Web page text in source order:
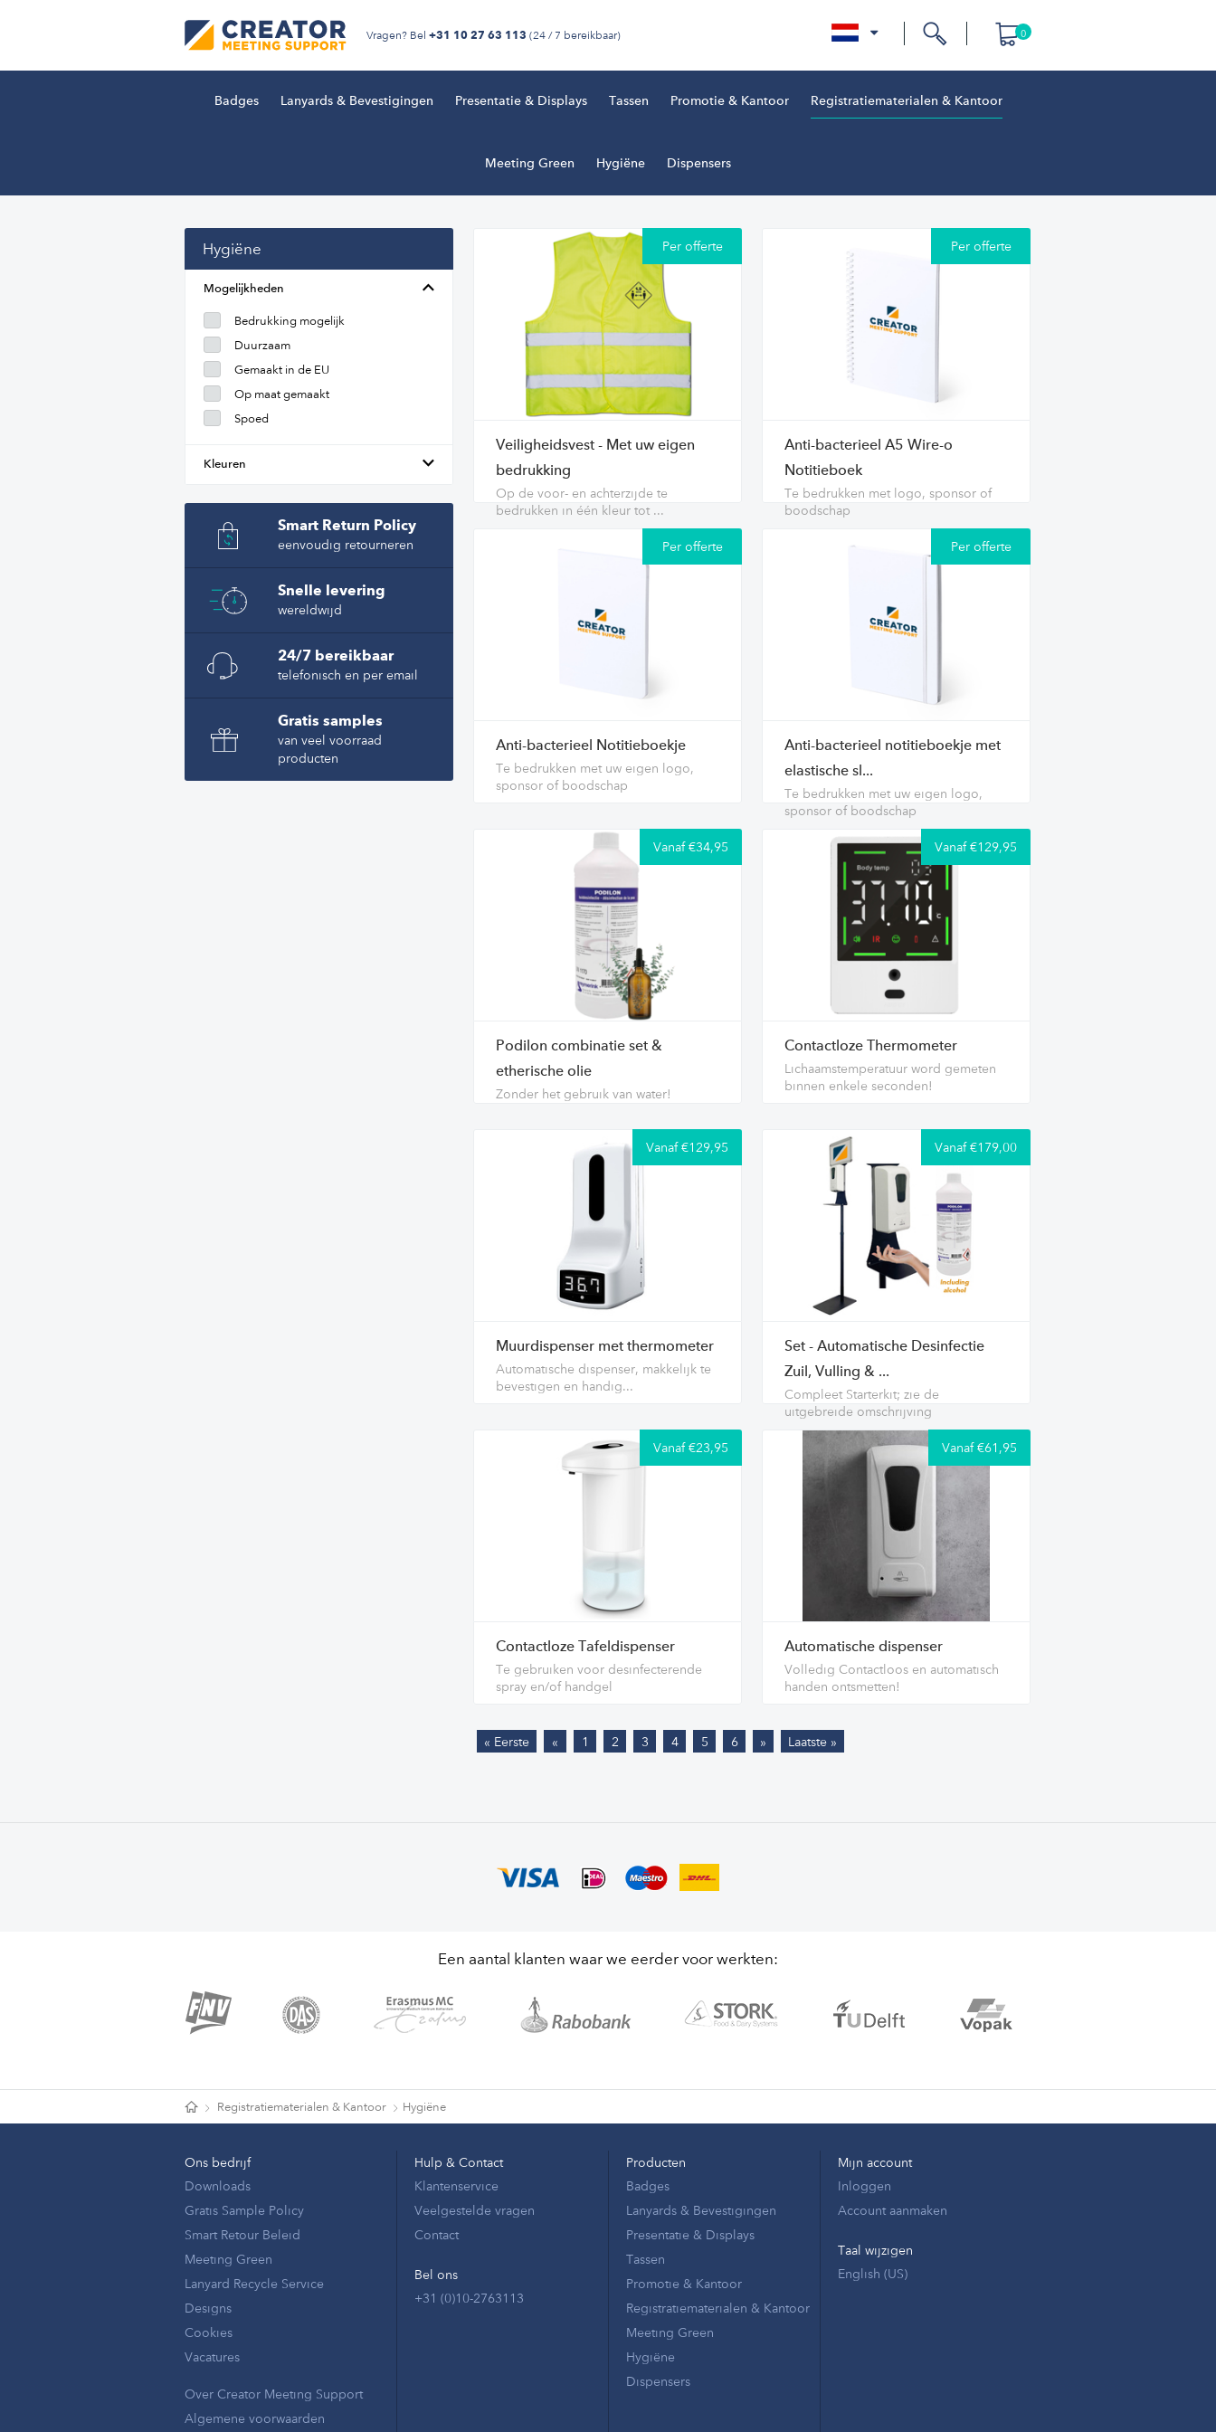
Vragen? Bel +31 10 27 63 113 (24 / 7 bereikbaar) 0
Badges Lanyards & Bevestigingen Presentatie & Displays Tassen Promotie & Kantoor Registratiematerialen & Kantoor
Meeting Green Hygiëne Dispensers
Hygiëne
Mogelijkheden
Bedrukking mogelijk
Duurzaam
Gemaakt in de EU
Op maat gemaakt
Spoed
Kleuren
Smart Return Policy
eenvoudig retourneren
Snelle levering
wereldwijd
24/7 bereikbaar
telefonisch en per email
Gratis samples
van veel voorraad
producten
Per offerte
Veiligheidsvest - Met uw eigen
bedrukking
Op de voor- en achterzijde te
bedrukken in één kleur tot ...
Per offerte
Anti-bacterieel A5 Wire-o
Notitieboek
Te bedrukken met logo, sponsor of
boodschap
Per offerte
Anti-bacterieel Notitieboekje
Te bedrukken met uw eigen logo,
sponsor of boodschap
Per offerte
Anti-bacterieel notitieboekje met
elastische sl...
Te bedrukken met uw eigen logo,
sponsor of boodschap
Vanaf €34,95
Podilon combinatie set &
etherische olie
Zonder het gebruik van water!
Vanaf €129,95
Contactloze Thermometer
Lichaamstemperatuur word gemeten
binnen enkele seconden!
Vanaf €129,95
Muurdispenser met thermometer
Automatische dispenser, makkelijk te
bevestigen en handig...
Vanaf €179,00
Set - Automatische Desinfectie
Zuil, Vulling & ...
Compleet Starterkit; zie de
uitgebreide omschrijving
Vanaf €23,95
Contactloze Tafeldispenser
Te gebruiken voor desinfecterende
spray en/of handgel
Vanaf €61,95
Automatische dispenser
Volledig Contactloos en automatisch
handen ontsmetten!
« Eerste « 1 2 3 4 5 6 » Laatste »
Een aantal klanten waar we eerder voor werkten:
Registratiematerialen & Kantoor Hygiëne
Ons bedrijf
Downloads
Gratis Sample Policy
Smart Retour Beleid
Meeting Green
Lanyard Recycle Service
Designs
Cookies
Vacatures
Over Creator Meeting Support
Algemene voorwaarden
Hulp & Contact
Klantenservice
Veelgestelde vragen
Contact
Bel ons
+31 (0)10-2763113
Producten
Badges
Lanyards & Bevestigingen
Presentatie & Displays
Tassen
Promotie & Kantoor
Registratiematerialen & Kantoor
Meeting Green
Hygiëne
Dispensers
Mijn account
Inloggen
Account aanmaken
Taal wijzigen
English (US)